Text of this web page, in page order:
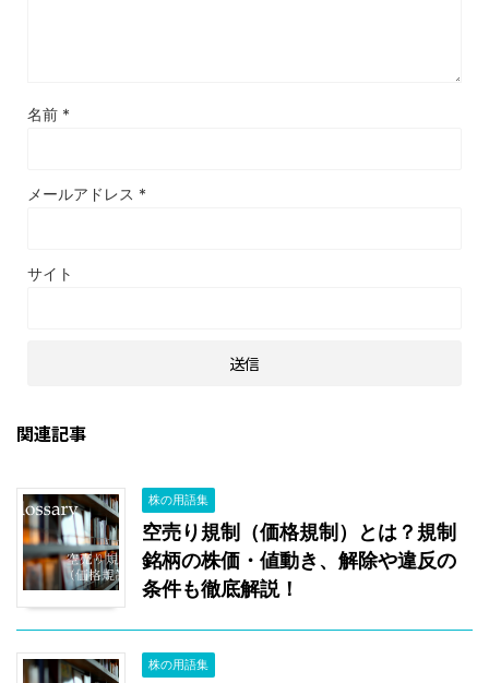
名前 *
メールアドレス *
サイト
関連記事
株の用語集
空売り規制（価格規制）とは？規制
銘柄の株価・値動き、解除や違反の
条件も徹底解説！
株の用語集